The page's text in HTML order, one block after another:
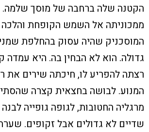
הקטנה שלה ברחבה של מוסך שלמה.
ממכוניתה אל השמש הקופחת והלכה
המוסכניק שהיה עסוק בהחלפת
גדולה. הוא לא הבחין בה. היא עמדה
רצתה להפריע לו, חיכתה שירים את
המנוע. לבושה בחצאית קצרה
מרגליה החטובות, לגופה גופייה
שדיים לא גדולים אבל זקופים. שערה